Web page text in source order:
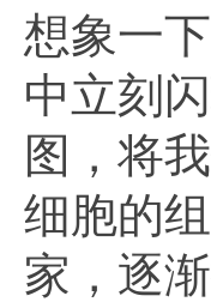
想象一
中立刻
图，将
细胞的
家，逐